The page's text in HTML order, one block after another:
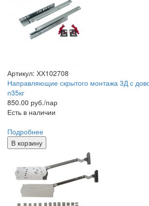
Артикул: ХХ102708
Направляющие скрытого монтажа 3Д с
п35кг
850.00 руб./пар
Есть в наличии
Подробнее
В корзину